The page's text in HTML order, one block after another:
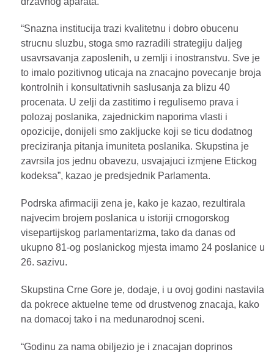
“Snazna institucija trazi kvalitetnu i dobro obucenu
strucnu sluzbu, stoga smo razradili strategiju daljeg
usavrsavanja zaposlenih, u zemlji i inostranstvu. Sve je
to imalo pozitivnog uticaja na znacajno povecanje broja
kontrolnih i konsultativnih saslusanja za blizu 40
procenata. U zelji da zastitimo i regulisemo prava i
polozaj poslanika, zajednickim naporima vlasti i
opozicije, donijeli smo zakljucke koji se ticu dodatnog
preciziranja pitanja imuniteta poslanika. Skupstina je
zavrsila jos jednu obavezu, usvajajuci izmjene Etickog
kodeksa”, kazao je predsjednik Parlamenta.
Podrska afirmaciji zena je, kako je kazao, rezultirala
najvecim brojem poslanica u istoriji crnogorskog
visepartijskog parlamentarizma, tako da danas od
ukupno 81-og poslanickog mjesta imamo 24 poslanice u
26. sazivu.
Skupstina Crne Gore je, dodaje, i u ovoj godini nastavila
da pokrece aktuelne teme od drustvenog znacaja, kako
na domacoj tako i na medunarodnoj sceni.
“Godinu za nama obiljezio je i znacajan doprinos